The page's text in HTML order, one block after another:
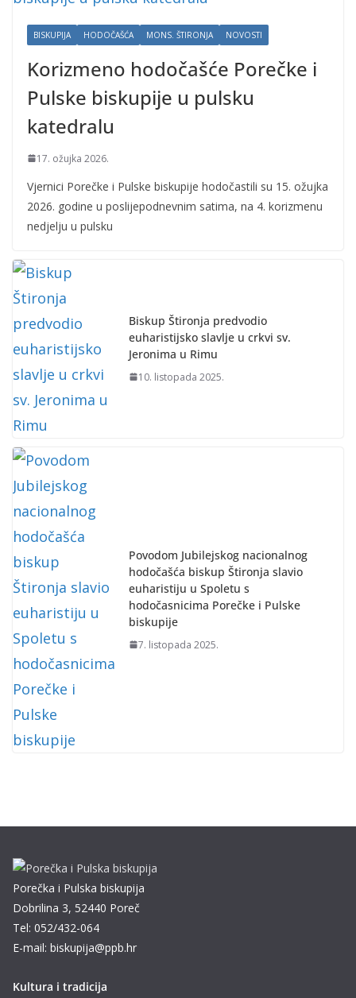
BISKUPIJA HODOČAŠĆA MONS. ŠTIRONJA NOVOSTI
Korizmeno hodočašće Porečke i
Pulske biskupije u pulsku
katedralu
17. ožujka 2026.
Vjernici Porečke i Pulske biskupije hodočastili su 15. ožujka
2026. godine u poslijepodnevnim satima, na 4. korizmenu
nedjelju u pulsku
Biskup Štironja predvodio
euharistijsko slavlje u crkvi sv.
Jeronima u Rimu
10. listopada 2025.
Povodom Jubilejskog nacionalnog
hodočašća biskup Štironja slavio
euharistiju u Spoletu s
hodočasnicima Porečke i Pulske
biskupije
7. listopada 2025.
Porečka i Pulska biskupija
Dobrilina 3, 52440 Poreč
Tel: 052/432-064
E-mail: biskupija@ppb.hr
Kultura i tradicija